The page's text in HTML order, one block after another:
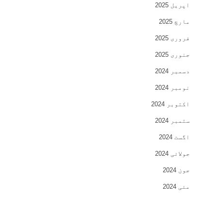
اپریل 2025
مارچ 2025
فروری 2025
جنوری 2025
دسمبر 2024
نومبر 2024
اکتوبر 2024
ستمبر 2024
اگست 2024
جولائی 2024
جون 2024
مئی 2024